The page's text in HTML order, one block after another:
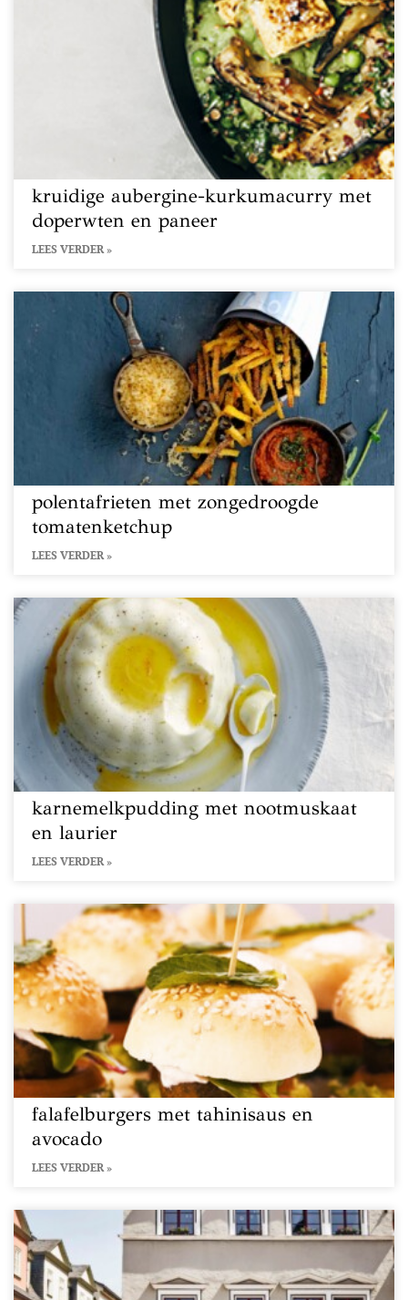
kruidige aubergine-kurkumacurry met
doperwten en paneer
LEES VERDER »
polentafrieten met zongedroogde
tomatenketchup
LEES VERDER »
karnemelkpudding met nootmuskaat
en laurier
LEES VERDER »
falafelburgers met tahinisaus en
avocado
LEES VERDER »